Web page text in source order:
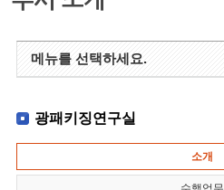
메뉴를 선택하세요.
광패키징연구실
소개